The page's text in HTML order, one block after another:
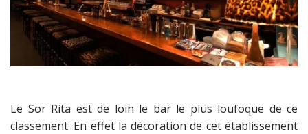
Le Sor Rita est de loin le bar le plus loufoque de ce
classement. En effet la décoration de cet établissement